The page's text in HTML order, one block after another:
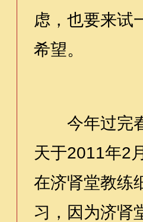
虑，也要来试
希望。
今年过完春
天于2011年2
在济肾堂教练
习，因为济肾